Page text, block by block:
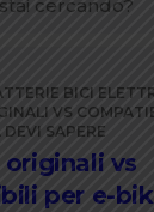
BICI
VS
SAPERE
vs
per e-